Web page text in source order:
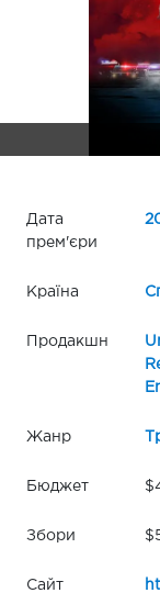
Дата
прем'єри
Країна
Продакшн
Жанр
Бюджет
Збори
Сайт